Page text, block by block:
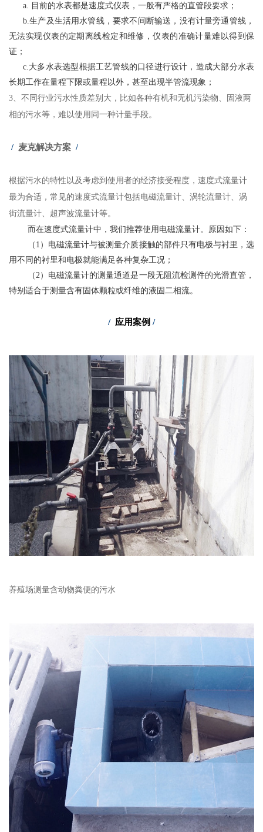
a. 目前的水表都是速度式仪表，一般有严格的直管段要求；
b.生产及生活用水管线，要求不间断输送，没有计量旁通管线，
无法实现仪表的定期离线检定和维修，仪表的准确计量难以得到保
证；
c.大多水表选型根据工艺管线的口径进行设计，造成大部分水表
长期工作在量程下限或量程以外，甚至出现半管流现象；
3、不同行业污水性质差别大，比如各种有机和无机污染物、固液两
相的污水等，难以使用同一种计量手段。
/ 麦克解决方案 /
根据污水的特性以及考虑到使用者的经济接受程度，速度式流量计
最为合适，常见的速度式流量计包括电磁流量计、涡轮流量计、涡
街流量计、超声波流量计等。
而在速度式流量计中，我们推荐使用电磁流量计。
原因如下：
（1）电磁流量计与被测量介质接触的部件只有电极与衬里，选
用不同的衬里和电极就能满足各种复杂工况；
（2）电磁流量计的测量通道是一段无阻流检测件的光滑直管，
特别适合于测量含有固体颗粒或纤维的液固二相流。
/ 应用案例 /
养殖场测量含动物粪便的污水